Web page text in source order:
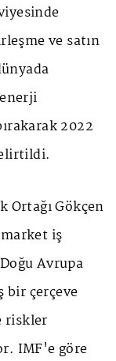
ve satın
2022
Ortağı Gökçen
iş
Avrupa
bir çerçeve
riskler
IMF'e göre